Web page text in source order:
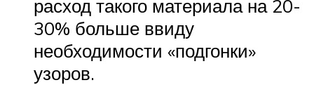
расход такого материала на 20-
30% больше ввиду
необходимости «подгонки»
узоров.